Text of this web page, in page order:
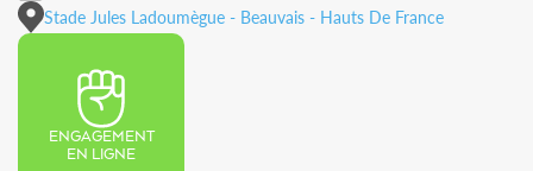
Stade Jules Ladoumègue - Beauvais - Hauts De France
ENGAGEMENT
EN LIGNE